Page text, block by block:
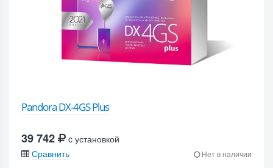
Pandora DX-4GS Plus
39 742
c установкой
Сравнить
Нет в наличии